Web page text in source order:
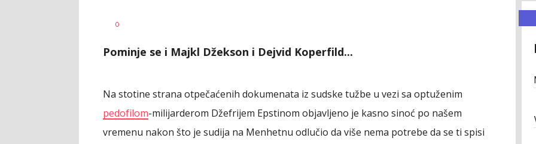
AUTOR
0
Pominje se i Majkl Džekson i Dejvid Koperfild...
Na stotine strana otpečaćenih dokumenata iz sudske tužbe u vezi sa optuženim
pedofilom-milijarderom Džefrijem Epstinom objavljeno je kasno sinoć po našem
vremenu nakon što je sudija na Menhetnu odlučio da više nema potrebe da se ti spisi